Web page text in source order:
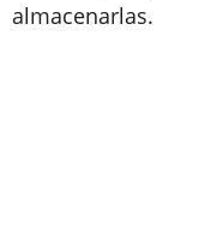
almacenarlas.